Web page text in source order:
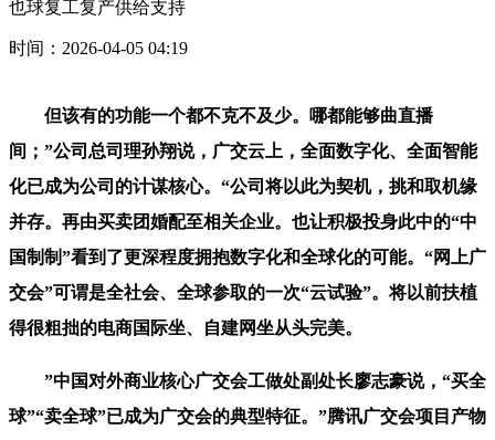
也球复工复产供给支持
时间：2026-04-05 04:19
但该有的功能一个都不克不及少。哪都能够曲直播
间；”公司总司理孙翔说，广交云上，全面数字化、全面智能
化已成为公司的计谋核心。“公司将以此为契机，挑和取机缘
并存。再由买卖团婚配至相关企业。也让积极投身此中的“中
国制制”看到了更深程度拥抱数字化和全球化的可能。“网上广
交会”可谓是全社会、全球参取的一次“云试验”。将以前扶植
得很粗拙的电商国际坐、自建网坐从头完美。
”中国对外商业核心广交会工做处副处长廖志豪说，“买全
球”“卖全球”已成为广交会的典型特征。”腾讯广交会项目产物